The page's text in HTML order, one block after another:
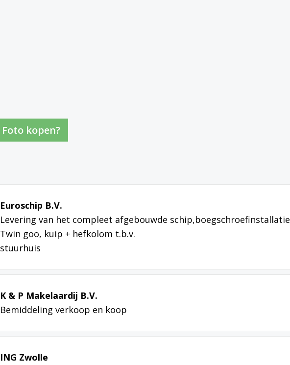
Foto kopen?
Euroschip B.V.
Levering van het compleet afgebouwde schip,boegschroefinstallatie
Twin goo, kuip + hefkolom t.b.v.
stuurhuis
K & P Makelaardij B.V.
Bemiddeling verkoop en koop
ING Zwolle